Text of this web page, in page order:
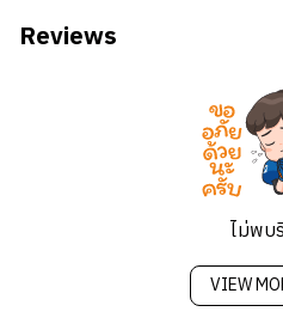
หน้าที่และความรับผิดชอบ
- ทำความสะอาดและฆ่าเชื้อห้อ
- เปลี่ยนผ้าปูเตียงและจัดเตียงให้
- เทขยะและทิ้งขยะอย่างถูกวิธี
- เติมอุปกรณ์เสริมต่าง ๆ เช่น
- ปฏิบัติตามขั้นตอนที่กำหนด ใน
รักษาพื้นผิวต่าง ๆ เช่น ไม้ กระจก
Reviews
ไม่พบ
VIEW